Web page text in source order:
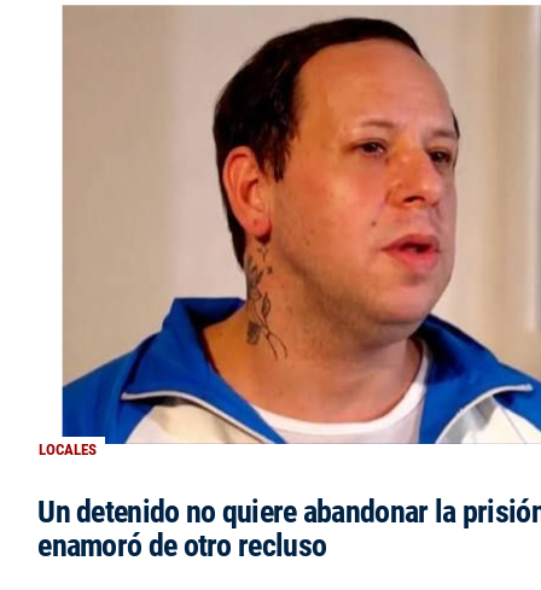
LOCALES
Un detenido no quiere abandonar la
enamoró de otro recluso